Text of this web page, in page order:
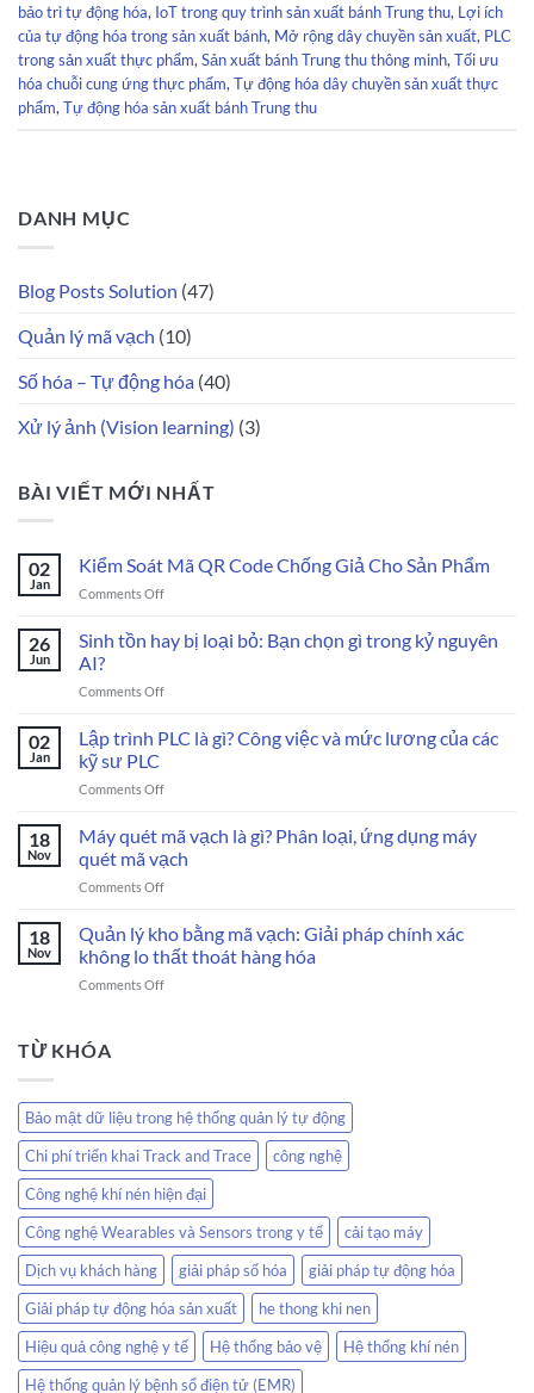
bảo trì tự động hóa, IoT trong quy trình sản xuất bánh Trung thu, Lợi ích
của tự động hóa trong sản xuất bánh, Mở rộng dây chuyền sản xuất, PLC
trong sản xuất thực phẩm,Sản xuất bánh Trung thu thông minh,Tối ưu
hóa chuỗi cung ứng thực phẩm,Tự động hóa dây chuyền sản xuất thực
phẩm,Tự động hóa sản xuất bánh Trung thu
DANH MỤC
Blog Posts Solution (47)
Quản lý mã vạch (10)
Số hóa – Tự động hóa (40)
Xử lý ảnh (Vision learning) (3)
BÀI VIẾT MỚI NHẤT
02
Jan
Kiểm Soát Mã QR Code Chống Giả Cho Sản Phẩm
Comments Offon
Soát
Mã
Code
Giả
26
Jun
Sinh tồn hay bị loại bỏ: Bạn chọn gì trong kỷ nguyên
AI?
Comments Offon
tồn
loại
Bạn
chọn
gì
nguyên
AI?
02
Jan
Lập trình PLC là gì? Công việc và mức lương của các
kỹ sư PLC
Comments Offon
trình
là
gì?
việc
và
18
Nov
Máy quét mã vạch là gì? Phân loại, ứng dụng máy
quét mã vạch
Comments Offon
quét
mã
vạch
là
máy
quét
mã
vạch
18
Nov
Quản lý kho bằng mã vạch: Giải pháp chính xác
không lo thất thoát hàng hóa
Comments Offon
vạch:
Giải
pháp
chính
xác
không
lo
thất
thoát
hàng
hóa
TỪ KHÓA
Bảo mật dữ liệu trong hệ thống quản lý tự động
Chi phí triển khai Track and Trace
công nghệ
Công nghệ khí nén hiện đại
Công nghệ Wearables và Sensors trong y tế
cải tạo máy
Dịch vụ khách hàng
giải pháp số hóa
giải pháp tự động hóa
Giải pháp tự động hóa sản xuất
he thong khi nen
Hiệu quả công nghệ y tế
Hệ thống bảo vệ
Hệ thống khí nén
Hệ thống quản lý bệnh sổ điện tử (EMR)